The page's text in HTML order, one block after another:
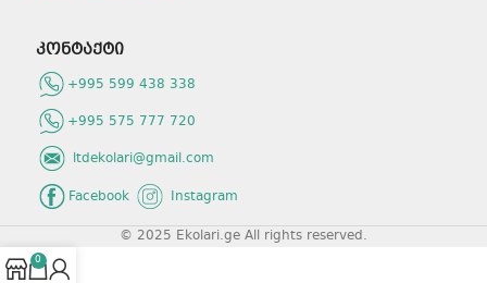
კონტაქტი
+995 599 438 338
+995 575 777 720
ltdekolari@gmail.com
Facebook
Instagram
© 2025 Ekolari.ge All rights reserved.
0